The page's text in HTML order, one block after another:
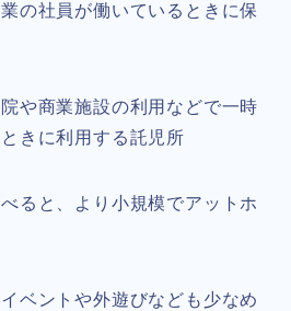
の社員が働いているときに保
や商業施設の利用などで一時
きに利用する託児所
ると、より小規模でアットホ
ベントや外遊びなども少なめ